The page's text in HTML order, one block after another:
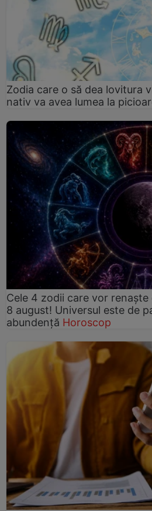
Zodia care o să dea lovitura
nativ va avea lumea la
Cele 4 zodii care vor
8 august! Universul este de
abundență Horoscop